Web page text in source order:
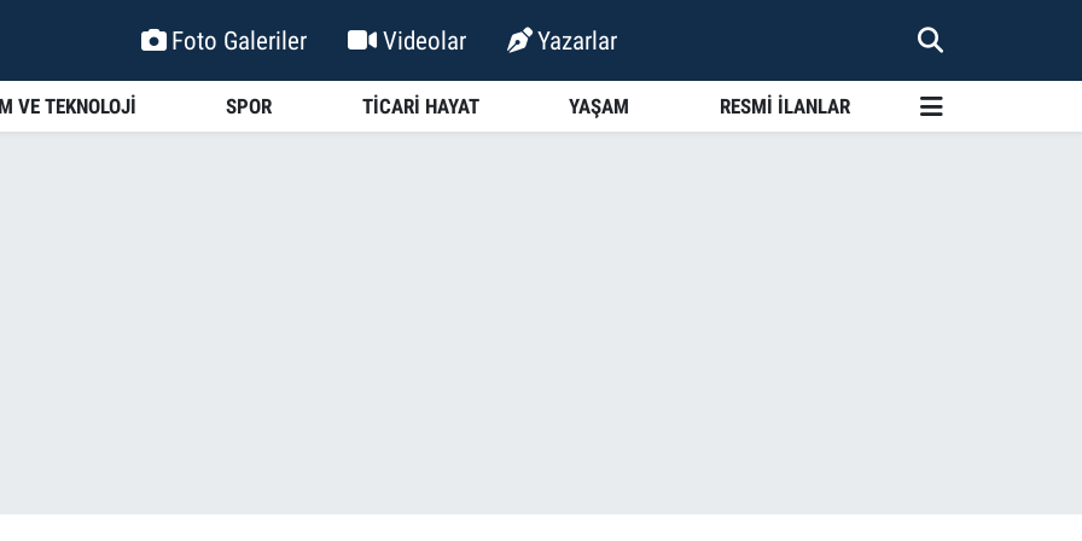
Foto Galeriler Videolar Yazarlar
VE TEKNOLOJİ SPOR TİCARİ HAYAT YAŞAM RESMİ İLANLAR